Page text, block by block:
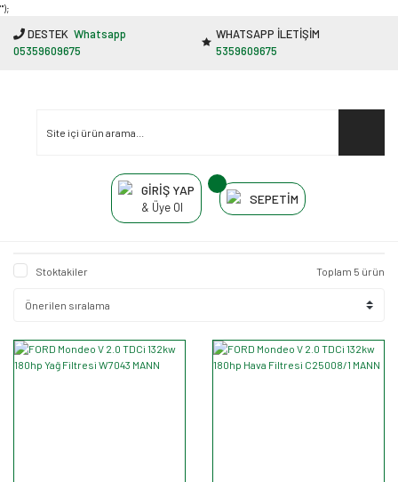
"');
DESTEK Whatsapp
05359609675
WHATSAPP İLETİŞİM
5359609675
GİRİŞ YAP
& Üye Ol
SEPETİM
Stoktakiler Toplam 5 ürün